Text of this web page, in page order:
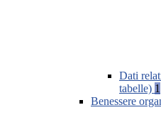
Dati
tabelle) 1
Benessere